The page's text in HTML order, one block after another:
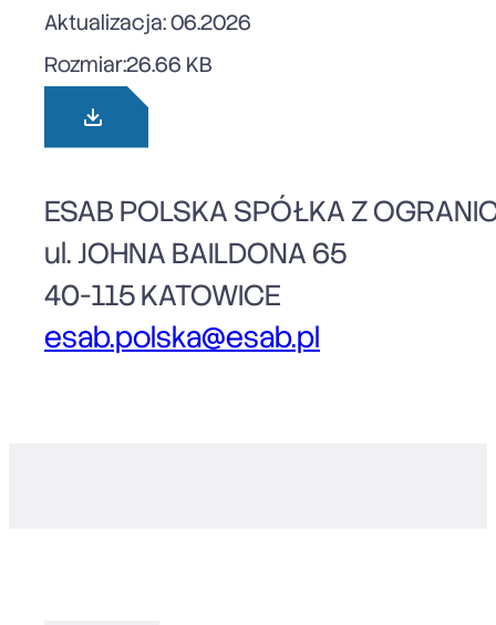
Aktualizacja: 06.2026
Rozmiar:26.66 KB
ESAB POLSKA SPÓŁKA Z
ul. JOHNA BAILDONA 65
40-115 KATOWICE
esab.polska@esab.pl